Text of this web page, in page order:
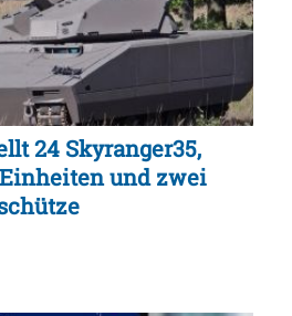
24 Skyranger35,
und zwei